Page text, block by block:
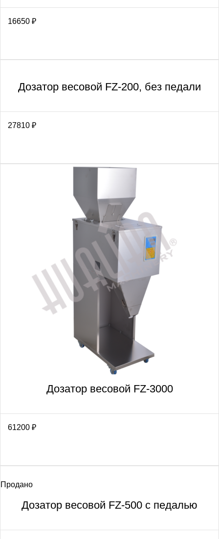
16650 ₽
Дозатор весовой FZ-200, без педали
27810 ₽
Дозатор весовой FZ-3000
61200 ₽
Продано
Дозатор весовой FZ-500 с педалью